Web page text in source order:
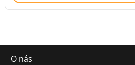
O nás